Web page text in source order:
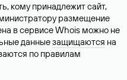
кому принадлежит сайт,
размещение
в сервисе Whois можно не
данныезащищаются на
по правилам